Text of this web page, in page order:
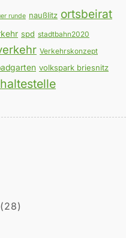
runde naußlitz ortsbeirat
spd stadtbahn2020
Verkehrskonzept
volkspark briesnitz
(28)